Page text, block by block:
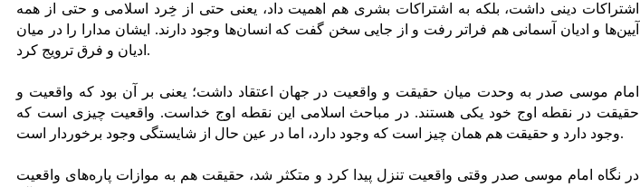
اشتراکات دینی داشت، بلکه به اشتراکات بشری هم اهمیت ‌داد، یعنی حتی از خِرد اسلامی و حتی از همه
آیین‌ها و ادیان آسمانی هم فراتر رفت و از جایی سخن ‌گفت که انسان‌ها وجود دارند. ایشان مدارا را در میان
ادیان و فرق ترویج کرد.
امام موسی صدر به وحدت میان حقیقت و واقعیت در جهان اعتقاد داشت؛ یعنی بر آن بود که واقعیت و
حقیقت در نقطه اوج خود یکی هستند. در مباحث اسلامی این نقطه اوج خداست. واقعیت چیزی است که
وجود دارد و حقیقت هم همان چیز است که وجود دارد، اما در عین حال از شایستگی وجود برخوردار است.
در نگاه امام موسی صدر وقتی واقعیت تنزل پیدا کرد و متکثر شد، حقیقت هم به موازات پاره‌های واقعیت